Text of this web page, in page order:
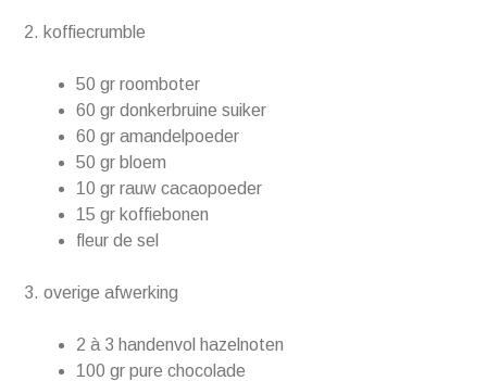
2. koffiecrumble
50 gr roomboter
60 gr donkerbruine suiker
60 gr amandelpoeder
50 gr bloem
10 gr rauw cacaopoeder
15 gr koffiebonen
fleur de sel
3. overige afwerking
2 à 3 handenvol hazelnoten
100 gr pure chocolade